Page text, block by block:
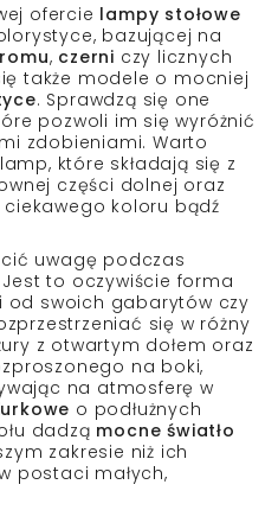
ofercie lampy stołowe
, bazującej na
, czerni czy licznych
także modele o mocniej
. Sprawdzą się one
pozwoli im się wyróżnić
zdobieniami. Warto
które składają się z
części dolnej oraz
ciekawego koloru bądź
uwagę podczas
Jest to oczywiście forma
od swoich gabarytów czy
się w różny
z otwartym dołem oraz
na boki,
na atmosferę w
o podłużnych
dadzą mocne światło
zakresie niż ich
postaci małych,